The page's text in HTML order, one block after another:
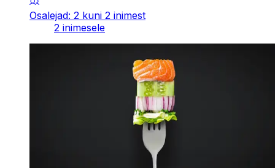
Osalejad: 2 kuni 2 inimest
2 inimesele